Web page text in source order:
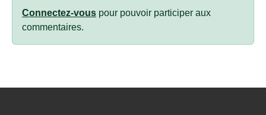
Connectez-vous pour pouvoir participer aux
commentaires.